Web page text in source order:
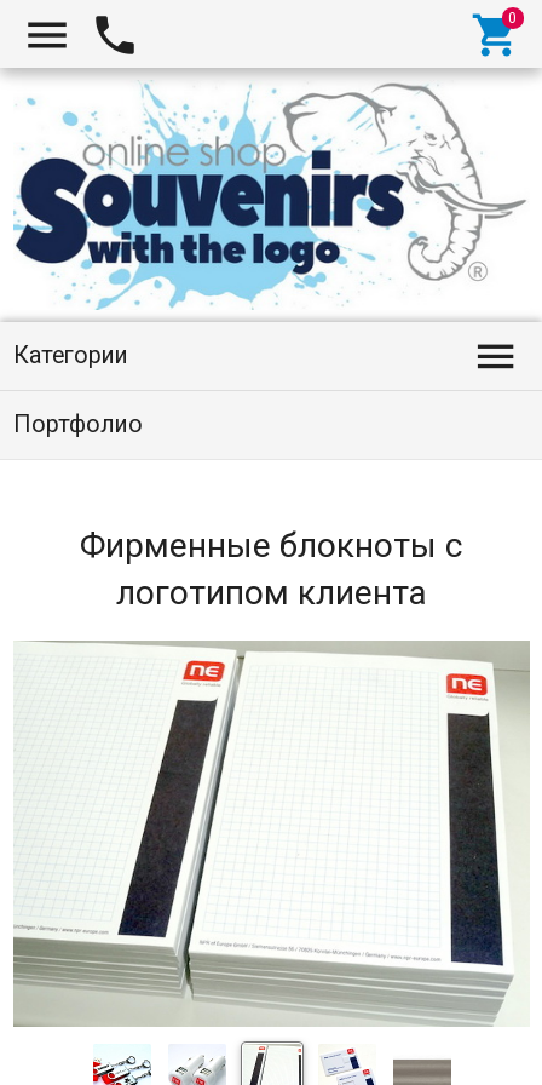
  
Категории 
Портфолио
Фирменные блокноты с
логотипом клиента